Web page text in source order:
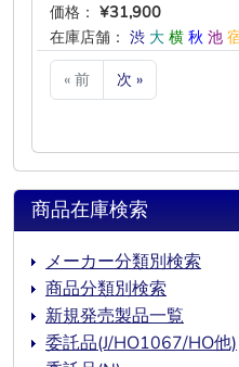
価格： ¥31,900
在庫店舗： 渋 大 横 秋 池
« 前
次 »
商品在庫検索
メーカー分類別検索
商品分類別検索
新規発売製品一覧
委託品(J/HO1067/HO他)